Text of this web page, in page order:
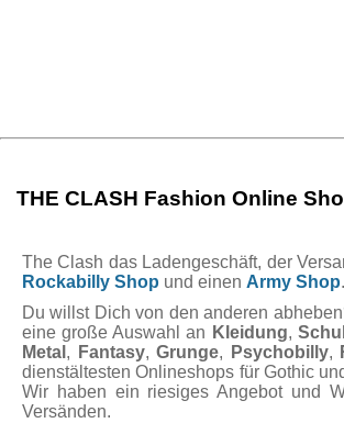
THE CLASH Fashion Online
The Clash das Ladengeschäft, der
Rockabilly Shop und einen Army Shop.
Du willst Dich von den anderen
eine große Auswahl an Kleidung,
Metal , Fantasy,Grunge, Psychobilly,
dienstältesten Onlineshops für Gothic
Wir haben ein riesiges Angebot und
Versänden.